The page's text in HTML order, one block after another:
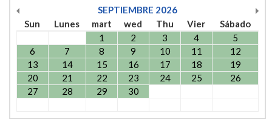
SEPTIEMBRE 2026
Sun
Lunes mart wed Thu Vier
Sábado
1
2 3 4
5
6
7 8 9 10 11
12
13
14 15 16 17 18
19
20
21 22 23 24 25
26
27
28 29 30